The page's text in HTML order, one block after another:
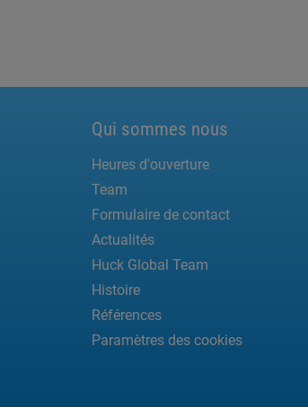
Qui sommes nous
Heures d'ouverture
Team
Formulaire de contact
Actualités
Huck Global Team
Histoire
Références
Paramètres des cookies